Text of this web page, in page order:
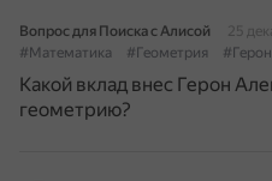
Вопрос для Поиска с Алисой
25
#Математика
#Геометрия
Какой вклад внес Герон
геометрию?